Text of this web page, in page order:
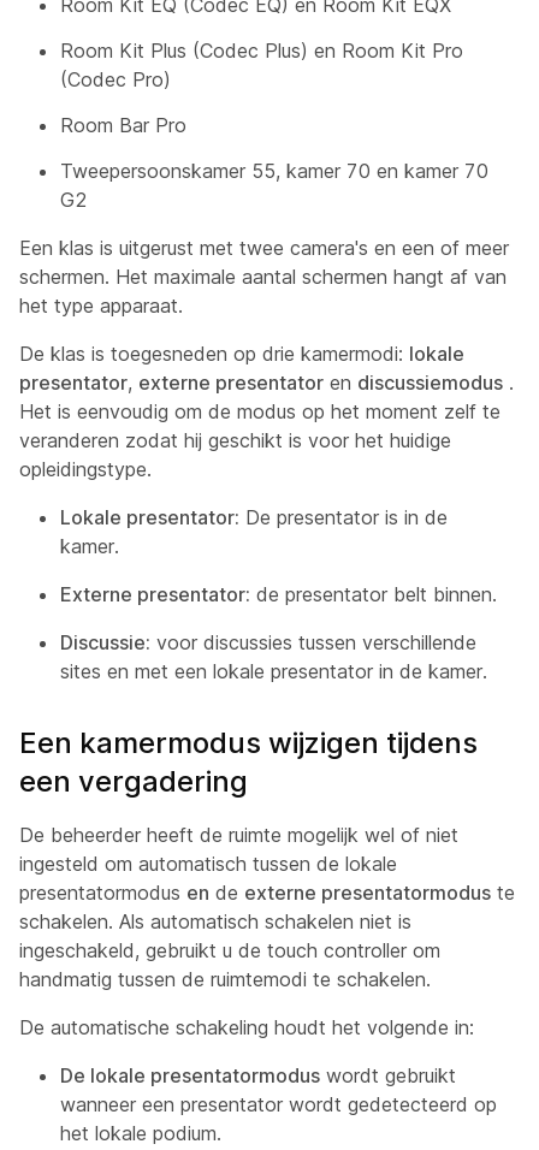
Room Kit EQ (Codec EQ) en Room Kit EQX
Room Kit Plus (Codec Plus) en Room Kit Pro
(Codec Pro)
Room Bar Pro
Tweepersoonskamer 55, kamer 70 en kamer 70
G2
Een klas is uitgerust met twee camera's en een of meer
schermen. Het maximale aantal schermen hangt af van
het type apparaat.
De klas is toegesneden op drie kamermodi: lokale
presentator, externe presentator en discussiemodus .
Het is eenvoudig om de modus op het moment zelf te
veranderen zodat hij geschikt is voor het huidige
opleidingstype.
Lokale presentator: De presentator is in de
kamer.
Externe presentator: de presentator belt binnen.
Discussie: voor discussies tussen verschillende
sites en met een lokale presentator in de kamer.
Een kamermodus wijzigen tijdens
een vergadering
De beheerder heeft de ruimte mogelijk wel of niet
ingesteld om automatisch tussen de lokale
presentatormodus en de externe presentatormodus te
schakelen. Als automatisch schakelen niet is
ingeschakeld, gebruikt u de touch controller om
handmatig tussen de ruimtemodi te schakelen.
De automatische schakeling houdt het volgende in:
De lokale presentatormodus wordt gebruikt
wanneer een presentator wordt gedetecteerd op
het lokale podium.